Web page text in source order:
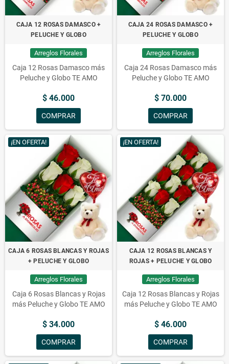
CAJA 12 ROSAS DAMASCO +
PELUCHE Y GLOBO
Arreglos Florales
Caja 12 Rosas Damasco más
Peluche y Globo TE AMO
$ 46.000
COMPRAR
CAJA 24 ROSAS DAMASCO +
PELUCHE Y GLOBO
Arreglos Florales
Caja 24 Rosas Damasco más
Peluche y Globo TE AMO
$ 70.000
COMPRAR
¡EN OFERTA!
CAJA 6 ROSAS BLANCAS Y ROJAS
+ PELUCHE Y GLOBO
Arreglos Florales
Caja 6 Rosas Blancas y Rojas
más Peluche y Globo TE AMO
$ 34.000
COMPRAR
¡EN OFERTA!
CAJA 12 ROSAS BLANCAS Y
ROJAS + PELUCHE Y GLOBO
Arreglos Florales
Caja 12 Rosas Blancas y Rojas
más Peluche y Globo TE AMO
$ 46.000
COMPRAR